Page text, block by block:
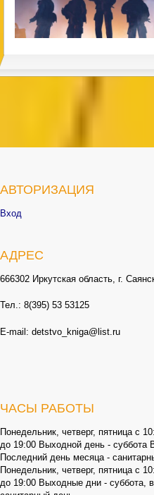
АВТОРИЗАЦИЯ
Вход
АДРЕС
666302 Иркутская область, г.
Тел.: 8(395) 53 53125
E-mail: detstvo_kniga@list.ru
ЧАСЫ РАБОТЫ
Понедельник, четверг, пятница с
до 19:00 Выходной день - суббота
Последний день месяца -
Понедельник, четверг, пятница с
до 19:00 Выходные дни - суббота,